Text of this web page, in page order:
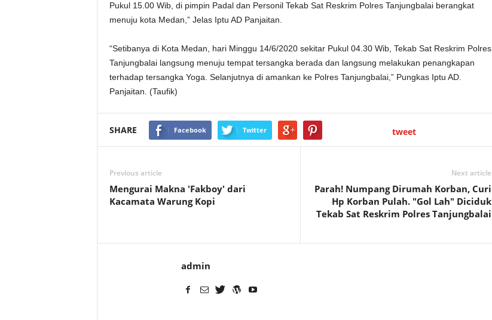
Pukul 15.00 Wib, di pimpin Padal dan Personil Tekab Sat Reskrim Polres Tanjungbalai berangkat
menuju kota Medan,” Jelas Iptu AD Panjaitan.
“Setibanya di Kota Medan, hari Minggu 14/6/2020 sekitar Pukul 04.30 Wib, Tekab Sat Reskrim Polres
Tanjungbalai langsung menuju tempat tersangka berada dan langsung melakukan penangkapan
terhadap tersangka Yoga. Selanjutnya di amankan ke Polres Tanjungbalai,” Pungkas Iptu AD.
Panjaitan. (Taufik)
SHARE Facebook Twitter tweet
Previous article
Mengurai Makna 'Fakboy' dari
Kacamata Warung Kopi
Next article
Parah! Numpang Dirumah Korban, Curi
Hp Korban Pulah. "Gol Lah" Diciduk
Tekab Sat Reskrim Polres Tanjungbalai
admin